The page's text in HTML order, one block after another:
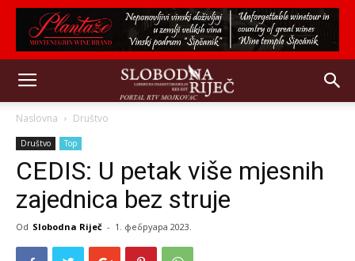
Naslovna Društvo
Društvo Top
CEDIS: U petak više mjesnih
zajednica bez struje
Od Slobodna Riječ - 1. фебруара 2023.